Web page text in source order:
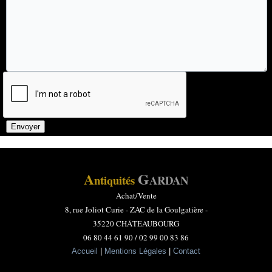
Antiquités GARDAN
Achat/Vente
8, rue Joliot Curie -ZAC de la Goulgatière -
35220 CHÂTEAUBOURG
06 80 44 61 90 / 02 99 00 83 86
Accueil Mentions Légales Contact